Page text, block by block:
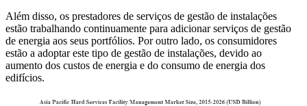
Além disso, os prestadores de serviços de gestão de instalações
estão trabalhando continuamente para adicionar serviços de gestão
de energia aos seus portfólios. Por outro lado, os consumidores
estão a adoptar este tipo de gestão de instalações, devido ao
aumento dos custos de energia e do consumo de energia dos
edifícios.